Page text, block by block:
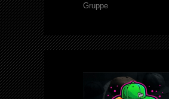
Gruppe